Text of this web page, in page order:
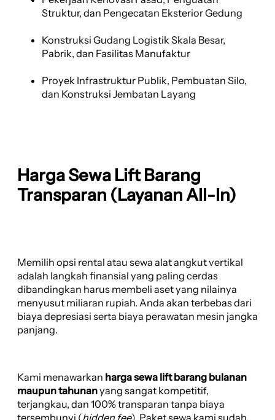
Struktur, dan Pengecatan Eksterior Gedung
Konstruksi Gudang Logistik Skala Besar,
Pabrik, dan Fasilitas Manufaktur
Proyek Infrastruktur Publik, Pembuatan Silo,
dan Konstruksi Jembatan Layang
Harga Sewa Lift Barang
Transparan (Layanan All-In)
Memilih opsi rental atau sewa alat angkut vertikal
adalah langkah finansial yang paling cerdas
dibandingkan harus membeli aset yang nilainya
menyusut miliaran rupiah. Anda akan terbebas dari
biaya depresiasi serta biaya perawatan mesin jangka
panjang.
Kami menawarkan harga sewa lift barang bulanan
maupun tahunanyang sangat kompetitif,
terjangkau, dan 100% transparan tanpa biaya
tersembunyi (hidden fee). Paket sewa kami sudah